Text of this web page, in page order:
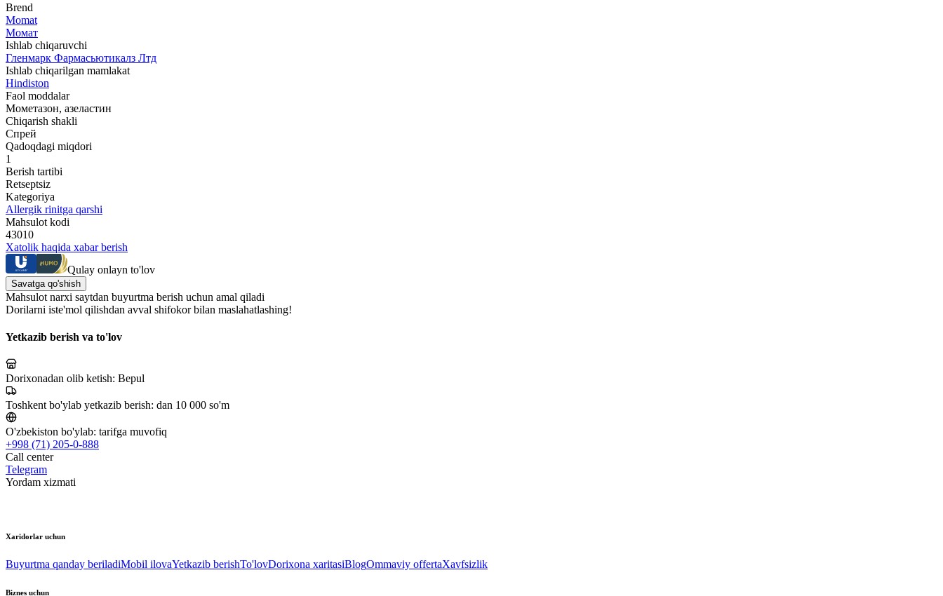
Brend
Momat
Момат
Ishlab chiqaruvchi
Гленмарк Фармасьютикалз Лтд
Ishlab chiqarilgan mamlakat
Hindiston
Faol moddalar
Мометазон, азеластин
Chiqarish shakli
Спрей
Qadoqdagi miqdori
1
Berish tartibi
Retseptsiz
Kategoriya
Allergik rinitga qarshi
Mahsulot kodi
43010
Xatolik haqida xabar berish
Qulay onlayn to'lov
Savatga qo'shish
Mahsulot narxi saytdan buyurtma berish uchun amal qiladi
Dorilarni iste'mol qilishdan avval shifokor bilan maslahatlashing!
Yetkazib berish va to'lov
Dorixonadan olib ketish: Bepul
Toshkent bo'ylab yetkazib berish: dan 10 000 so'm
O'zbekiston bo'ylab: tarifga muvofiq
+998 (71) 205-0-888
Call center
Telegram
Yordam xizmati
Xaridorlar uchun
Buyurtma qanday beriladiMobil ilovaYetkazib berishTo'lovDorixona xaritasiBlogOmmaviy offertaXavfsizlik
Biznes uchun